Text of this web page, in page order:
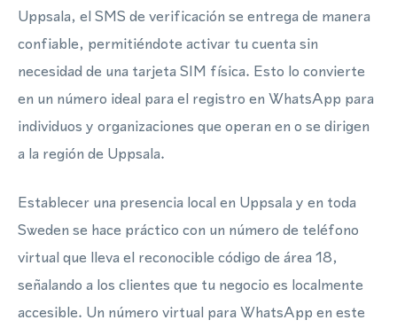
Uppsala, el SMS de verificación se entrega de manera
confiable, permitiéndote activar tu cuenta sin
necesidad de una tarjeta SIM física. Esto lo convierte
en un número ideal para el registro en WhatsApp para
individuos y organizaciones que operan en o se dirigen
a la región de Uppsala.
Establecer una presencia local en Uppsala y en toda
Sweden se hace práctico con un número de teléfono
virtual que lleva el reconocible código de área 18,
señalando a los clientes que tu negocio es localmente
accesible. Un número virtual para WhatsApp en este